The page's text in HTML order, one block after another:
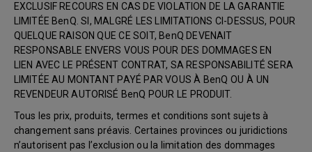
EXCLUSIF RECOURS EN CAS DE VIOLATION DE LA GARANTIE
LIMITÉE BenQ. SI, MALGRÉ LES LIMITATIONS CI-DESSUS, POUR
QUELQUE RAISON QUE CE SOIT, BenQ DEVENAIT
RESPONSABLE ENVERS VOUS POUR DES DOMMAGES EN
LIEN AVEC LE PRÉSENT CONTRAT, SA RESPONSABILITÉ SERA
LIMITÉE AU MONTANT PAYÉ PAR VOUS À BenQ OU À UN
REVENDEUR AUTORISÉ BenQ POUR LE PRODUIT.
Tous les prix, produits, termes et conditions sont sujets à
changement sans préavis. Certaines provinces ou juridictions
n’autorisent pas l’exclusion ou la limitation des dommages